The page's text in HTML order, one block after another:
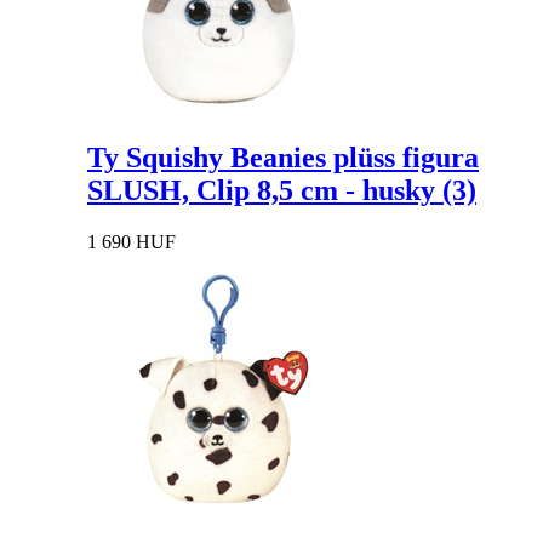
Ty Squishy Beanies plüss figura
SLUSH, Clip 8,5 cm - husky (3)
1 690 HUF